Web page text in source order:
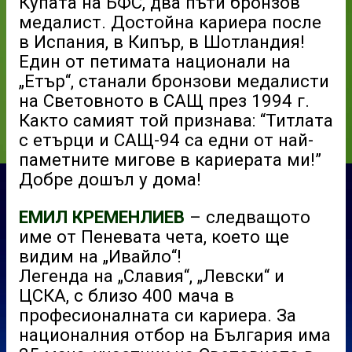
медалист. Достойна кариера после
в Испания, в Кипър, в Шотландия!
Един от петимата национали на
„Етър“, станали бронзови медалисти
на Световното в САЩ през 1994 г.
Както самият той признава: “Титлата
с етърци и САЩ-94 са едни от най-
паметните мигове в кариерата ми!”
Добре дошъл у дома!
ЕМИЛ КРЕМЕНЛИЕВ – следващото
име от Пеневата чета, което ще
видим на „Ивайло“!
Легенда на „Славия“, „Левски“ и
ЦСКА, с близо 400 мача в
професионалната си кариера. За
националния отбор на България има